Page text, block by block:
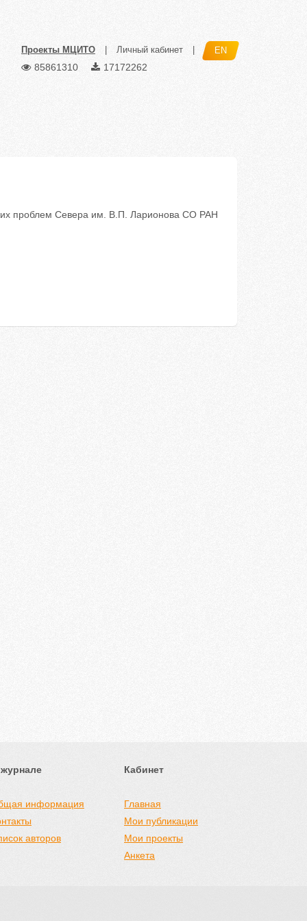
Проекты МЦИТО Личный кабинет EN
85861310 17172262
проблем Севера им. В.П. Ларионова СО РАН
информация
авторов
Кабинет
Главная
Мои публикации
Мои проекты
Анкета